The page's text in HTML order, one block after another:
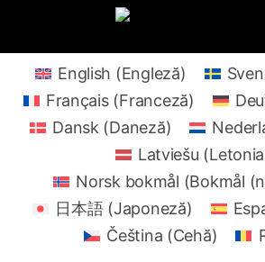
English (Engleză)
Français(Franceză)
Dansk (Daneză)
Latviešu (
Norsk bokmål (Bokmål
日本語(Japoneză)
Čeština (Cehă)